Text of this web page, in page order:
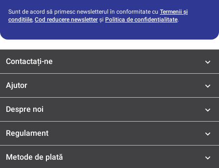
Sunt de acord să primesc newsletterul în conformitate cu Termenii și
condițiile, Cod reducere newsletter și Politica de confidențialitate.
Contactați-ne
Ajutor
Despre noi
Regulament
Metode de plată